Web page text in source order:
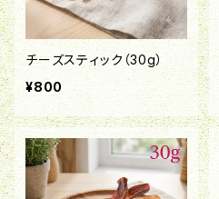
チーズスティック（30g）
¥800